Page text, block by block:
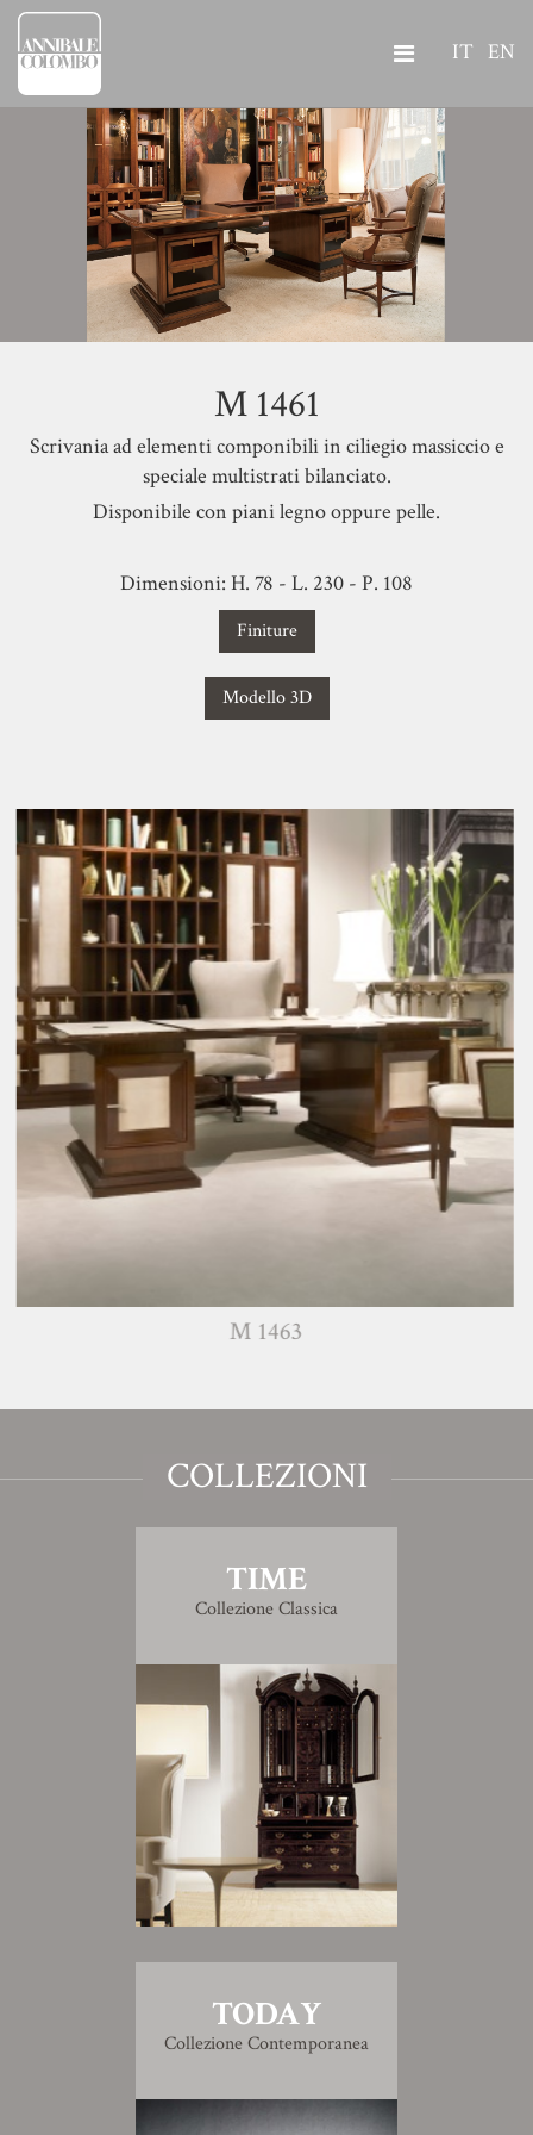
IT EN
M 1461
Scrivania ad elementi componibili in ciliegio massiccio e
speciale multistrati bilanciato.
Disponibile con piani legno oppure pelle.
Dimensioni: H. 78 - L. 230 - P. 108
Finiture
Modello 3D
M 1463
COLLEZIONI
TIME
Collezione Classica
TODAY
Collezione Contemporanea